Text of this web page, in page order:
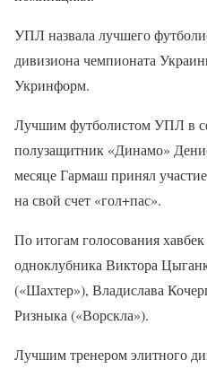
УПЛ назвала лучшего
дивизиона чемпионата
Укринформ.
Лучшим футболистом УПЛ в
полузащитник «Динамо»
месяце Гармаш принял
на свой счет «гол+пас».
По итогам голосования
одноклубника Виктора
(«Шахтер»), Владислава
Ризныка («Ворскла»).
Лучшим тренером элитного